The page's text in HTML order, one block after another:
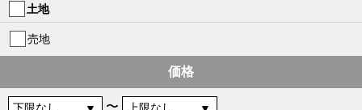
土地
売地
価格
〜